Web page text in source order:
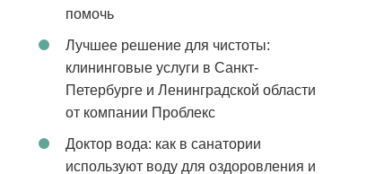
помочь
Лучшее решение для чистоты:
клининговые услуги в Санкт-
Петербурге и Ленинградской области
от компании Проблекс
Доктор вода: как в санатории
используют воду для оздоровления и